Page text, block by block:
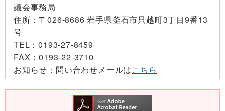
議会事務局
住所： 〒026-8686 岩手県釜石市只越町3丁目9番13
号
TEL：0193-27-8459
FAX：0193-22-3710
お知らせ： 問い合わせメールはこちら